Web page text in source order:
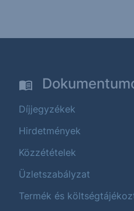
Díjjegyzékek
Hirdetmények
Közzétételek
Üzletszabályzat
Termék és